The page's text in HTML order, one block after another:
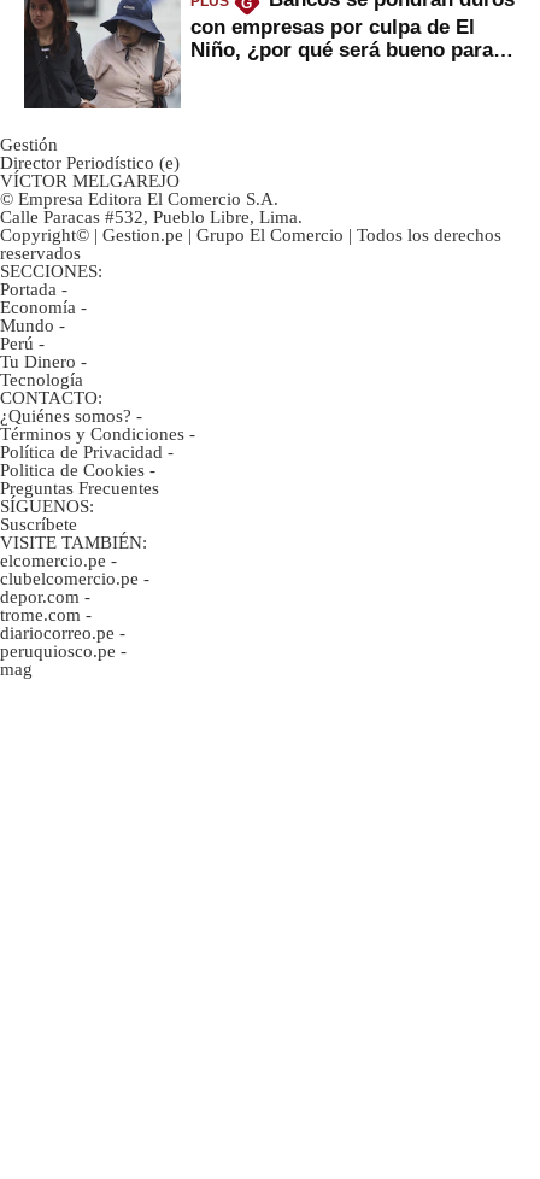
G
con empresas por culpa de El
Niño, ¿por qué será bueno para
Gestión
Director Periodístico (e)
VÍCTOR MELGAREJO
© Empresa Editora El Comercio S.A.
Calle Paracas #532, Pueblo Libre, Lima.
Copyright© | Gestion.pe | Grupo El Comercio | Todos los derechos
reservados
SECCIONES:
Portada -
Economía -
Mundo -
Perú -
Tu Dinero -
Tecnología
CONTACTO:
¿Quiénes somos? -
Términos y Condiciones -
Política de Privacidad -
Politica de Cookies -
Preguntas Frecuentes
SÍGUENOS:
Suscríbete
VISITE TAMBIÉN:
elcomercio.pe -
clubelcomercio.pe -
depor.com -
trome.com -
diariocorreo.pe -
peruquiosco.pe -
mag